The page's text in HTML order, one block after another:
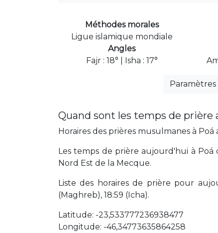
Méthodes morales
Ligue islamique mondiale
Angles
Fajr : 18° | Isha : 17°
Paramètres
Quand sont les temps de prière
Horaires des prières musulmanes à
Les temps de prière aujourd'hui à Poá
Nord Est de la Mecque.
Liste des horaires de prière pour
(Maghreb), 18:59 (Icha).
Latitude: -23,533777236938477
Longitude: -46,34773635864258